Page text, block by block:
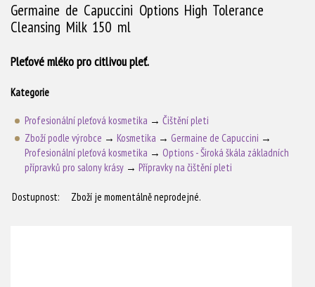
Germaine de Capuccini Options High Tolerance
Cleansing Milk 150 ml
Pleťové mléko pro citlivou pleť.
Kategorie
Profesionální pleťová kosmetika → Čištění pleti
Zboží podle výrobce → Kosmetika → Germaine de Capuccini →
Profesionální pleťová kosmetika → Options - Široká škála základních
přípravků pro salony krásy→ Přípravky na čištění pleti
Dostupnost: Zboží je momentálně neprodejné.